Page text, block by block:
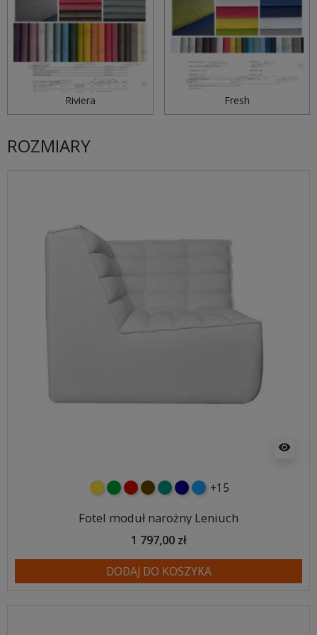
Riviera Fresh
ROZMIARY
visibility
żółtyzielonyczerwony
czekoladowy
turkusowy
granatowy
niebieski
+15
Fotel moduł narożny Leniuch
1 797,00 zł
DODAJ DO KOSZYKA